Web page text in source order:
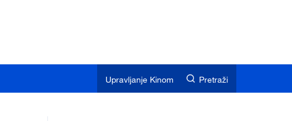
Upravljanje Kinom Pretraži